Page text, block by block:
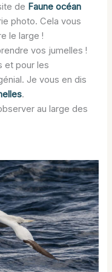
de Faune océan
photo. Cela vous
le large !
vos jumelles !
et pour les
Je vous en dis
.
au large des